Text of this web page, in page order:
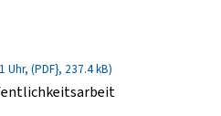
Uhr, (PDF}, 237.4 kB)